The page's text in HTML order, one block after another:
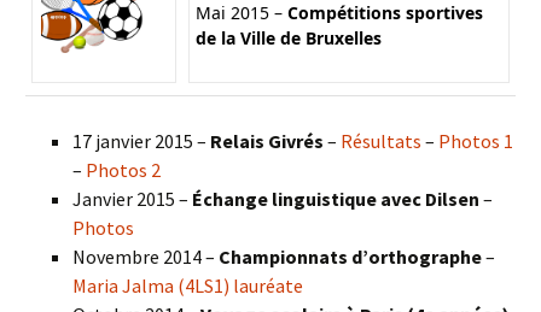
Mai 2015 – Compétitions sportives
de la Ville de Bruxelles
17 janvier 2015 – Relais Givrés – Résultats – Photos 1
– Photos 2
Janvier 2015 – Échange linguistique avec Dilsen –
Photos
Novembre 2014 – Championnats d’orthographe–
Maria Jalma (4LS1) lauréate